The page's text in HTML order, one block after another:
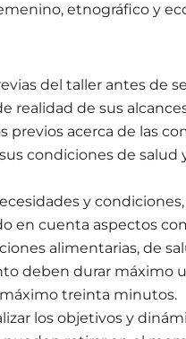
etnográfico y
del taller antes de
realidad de sus
previos acerca de las
condiciones de
y
en cuenta aspectos
alimentarias, de
deben durar máximo
treinta minutos.
los objetivos y